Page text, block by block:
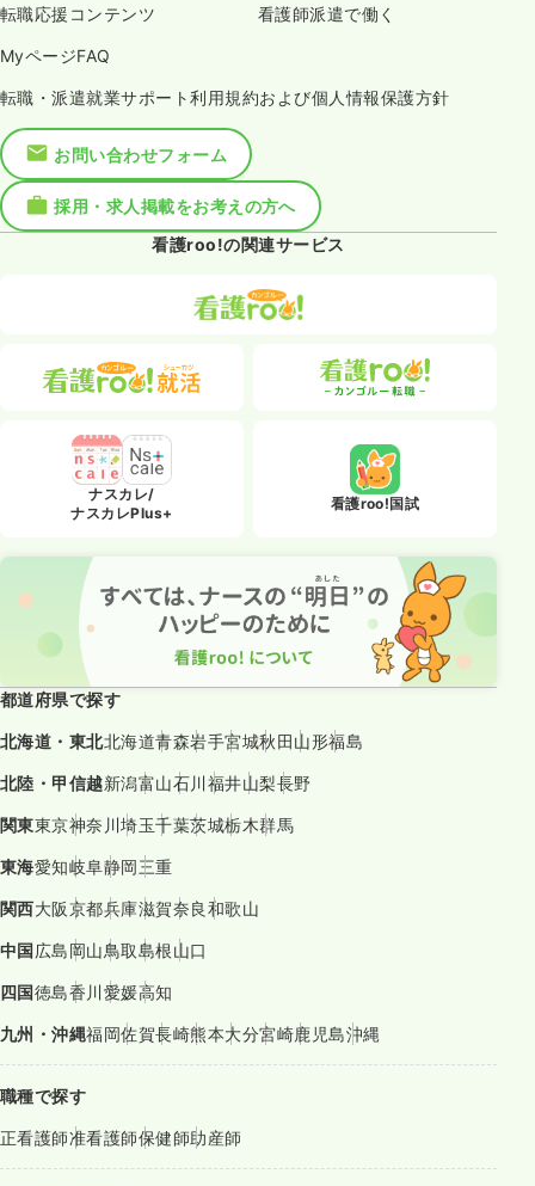
転職応援コンテンツ 看護師派遣で働く
MyページFAQ
転職・派遣就業サポート利用規約および個人情報保護方針
お問い合わせフォーム
採用・求人掲載をお考えの方へ
看護roo!の関連サービス
ナスカレ/
ナスカレPlus+
看護roo!国試
都道府県で探す
北海道・東北北海道青森岩手宮城秋田山形福島
北陸・甲信越新潟富山石川福井山梨長野
関東東京神奈川埼玉千葉茨城栃木群馬
東海愛知岐阜静岡三重
関西大阪京都兵庫滋賀奈良和歌山
中国広島岡山鳥取島根山口
四国徳島香川愛媛高知
九州・沖縄福岡佐賀長崎熊本大分宮崎鹿児島沖縄
職種で探す
正看護師准看護師保健師助産師